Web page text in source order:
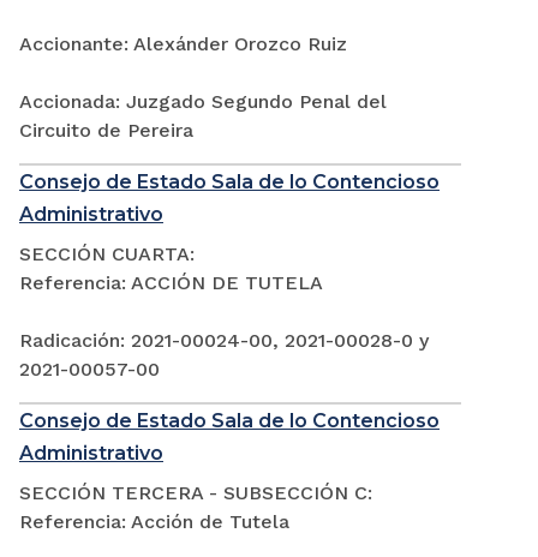
Accionante: Alexánder Orozco Ruiz
Accionada: Juzgado Segundo Penal del
Circuito de Pereira
Consejo de Estado Sala de lo Contencioso
Administrativo
SECCIÓN CUARTA:
Referencia: ACCIÓN DE TUTELA
Radicación: 2021-00024-00, 2021-00028-0 y
2021-00057-00
Consejo de Estado Sala de lo Contencioso
Administrativo
SECCIÓN TERCERA - SUBSECCIÓN C:
Referencia: Acción de Tutela